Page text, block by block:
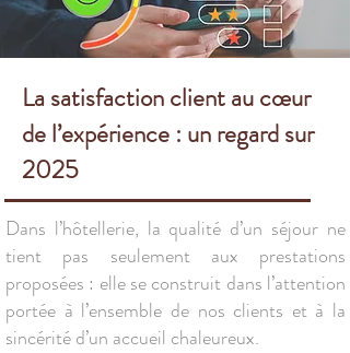
La satisfaction client au cœur
de l’expérience : un regard sur
2025
Dans l’hôtellerie, la qualité d’un séjour ne
tient pas seulement aux prestations
proposées : elle se construit dans l’attention
portée à l’ensemble de nos clients et à la
sincérité d’un accueil chaleureux.